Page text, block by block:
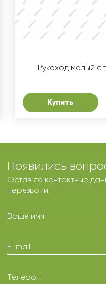
Рукоход малый с
Купить
Появились
Оставьте контактные
перезвонит
Ваше имя
E-mail
Телефон